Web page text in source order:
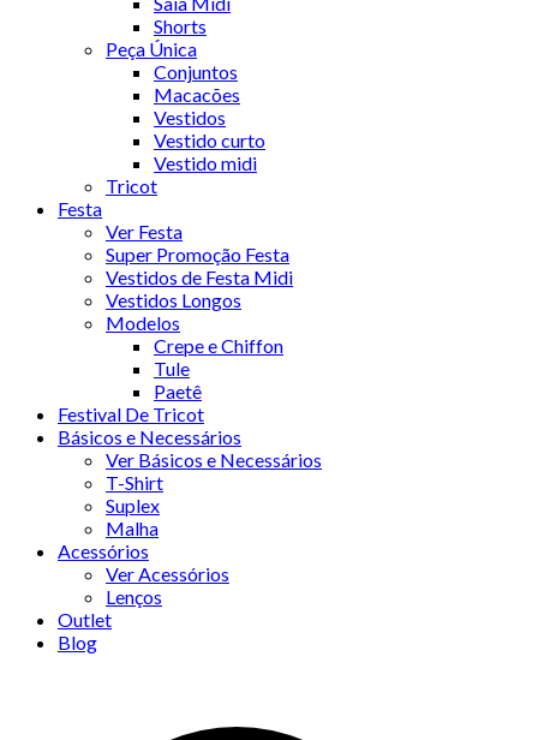
Shorts
Peça Única
Conjuntos
Macacões
Vestidos
Vestido curto
Vestido midi
Tricot
Festa
Ver Festa
Super Promoção Festa
Vestidos de Festa Midi
Vestidos Longos
Modelos
Crepe e Chiffon
Tule
Paetê
Festival De Tricot
Básicos e Necessários
Ver Básicos e Necessários
T-Shirt
Suplex
Malha
Acessórios
Ver Acessórios
Lenços
Outlet
Blog